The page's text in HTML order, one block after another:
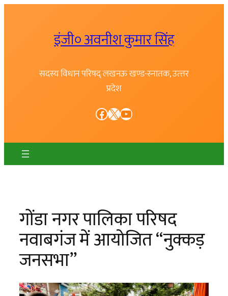
इंजी० अवनीश कुमार सिंह
सदस्य विधान परिषद् लखनऊ खण्ड-स्नातक, उत्त्तर
प्रदेश
Facebook X YouTube
गोंडा नगर पालिका परिषद
नवाबगंज में आयोजित “नुक्कड़
जनसभा”